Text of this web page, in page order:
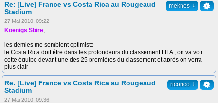
meknes ↓
Re: [Live] France vs Costa Rica au Rougeaud
Stadium
27 Mai 2010, 09:22
Koenigs Sbire,
les demies me semblent optimiste
le Costa Rica doit être dans les profondeurs du classement FIFA , on va voir
cette équipe devant une des 25 premières du classement et après on verra
plus clair
ricorico ↓
Re: [Live] France vs Costa Rica au Rougeaud
Stadium
27 Mai 2010, 09:36